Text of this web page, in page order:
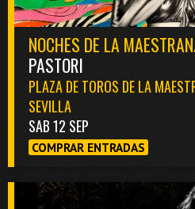
NOCHES DE LA
PASTORI
PLAZA DE TOROS DE LA
SEVILLA
SAB 12 SEP
COMPRAR ENTRADAS